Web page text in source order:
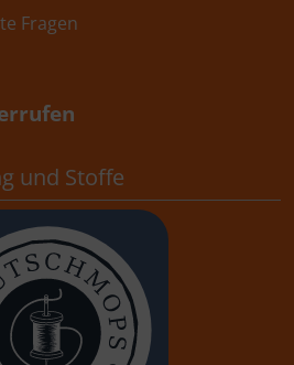
Fragen
und Stoffe